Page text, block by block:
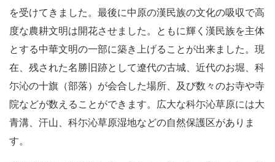
を受けてきました。最後に中原の漢民族の文化の吸収で高
度な農耕文明は開花させました。ともに輝く漢民族を主体
とする中華文明の一部に築き上げることが出来ました。現
在、残された名勝旧跡として遼代の古城、近代のお堀、科
尓沁の十旗（部落）が会合した場所、及び数々のお寺や寺
院などが数えることができます。広大な科尓沁草原には大
青溝、汗山、科尓沁草原湿地などの自然保護区がありま
す。